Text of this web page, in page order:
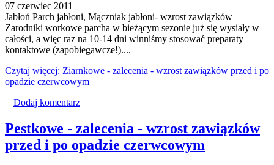
07 czerwiec 2011
Jabłoń Parch jabłoni, Mączniak jabłoni- wzrost zawiązków
Zarodniki workowe parcha w bieżącym sezonie już się wysiały w
całości, a więc raz na 10-14 dni winniśmy stosować preparaty
kontaktowe (zapobiegawcze!)....
Czytaj więcej: Ziarnkowe - zalecenia - wzrost zawiązków przed i po
opadzie czerwcowym
Dodaj komentarz
Pestkowe - zalecenia - wzrost zawiązków
przed i po opadzie czerwcowym